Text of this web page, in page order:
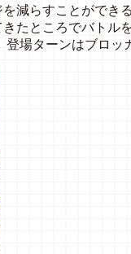
減らすことができ
たところでバトル
場ターンはブロッ